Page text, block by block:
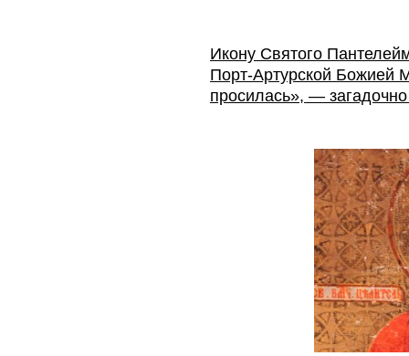
Икону Святого
Порт-Артурской Божией
просилась», —